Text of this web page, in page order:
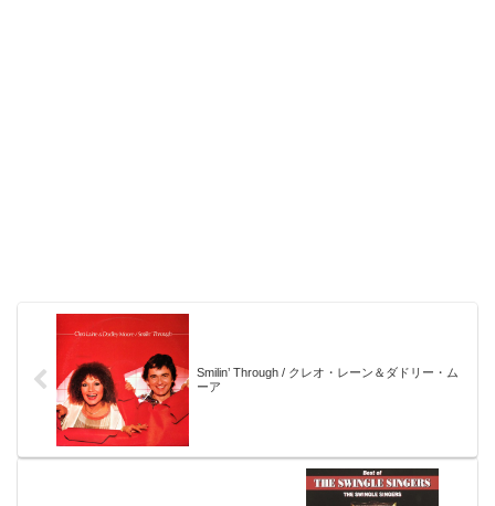
Smilin’ Through / クレオ・レーン＆ダドリー・ム
ーア